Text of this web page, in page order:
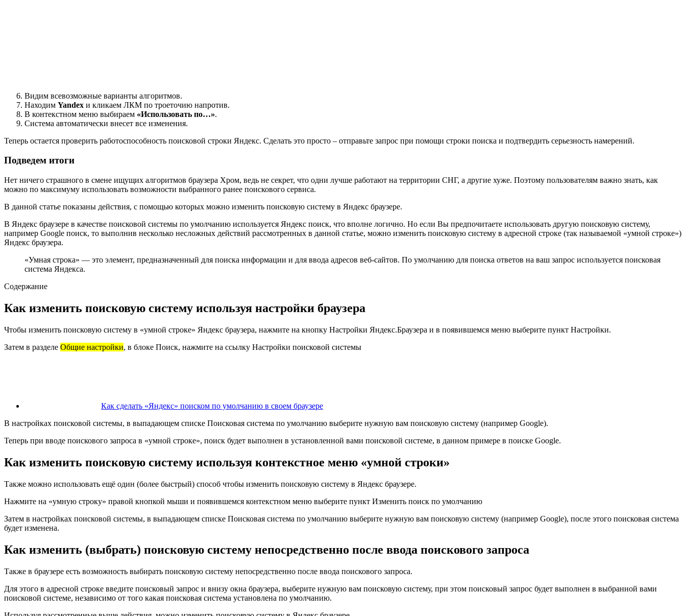
Видим всевозможные варианты алгоритмов.
Находим Yandex и кликаем ЛКМ по троеточию напротив.
В контекстном меню выбираем «Использовать по…».
Система автоматически внесет все изменения.
Теперь остается проверить работоспособность поисковой строки Яндекс. Сделать это просто – отправьте запрос при помощи строки поиска и подтвердить серьезность намерений.
Подведем итоги
Нет ничего страшного в смене ищущих алгоритмов браузера Хром, ведь не секрет, что одни лучше работают на территории СНГ, а другие хуже. Поэтому пользователям важно знать, как
можно по максимуму использовать возможности выбранного ранее поискового сервиса.
В данной статье показаны действия, с помощью которых можно изменить поисковую систему в Яндекс браузере.
В Яндекс браузере в качестве поисковой системы по умолчанию используется Яндекс поиск, что вполне логично. Но если Вы предпочитаете использовать другую поисковую систему,
например Google поиск, то выполнив несколько несложных действий рассмотренных в данной статье, можно изменить поисковую систему в адресной строке (так называемой «умной строке»)
Яндекс браузера.
«Умная строка» — это элемент, предназначенный для поиска информации и для ввода адресов веб-сайтов. По умолчанию для поиска ответов на ваш запрос используется поисковая
система Яндекса.
Содержание
Как изменить поисковую систему используя настройки браузера
Чтобы изменить поисковую систему в «умной строке» Яндекс браузера, нажмите на кнопку Настройки Яндекс.Браузера и в появившемся меню выберите пункт Настройки.
Затем в разделе Общие настройки, в блоке Поиск, нажмите на ссылку Настройки поисковой системы
Как сделать «Яндекс» поиском по умолчанию в своем браузере
В настройках поисковой системы, в выпадающем списке Поисковая система по умолчанию выберите нужную вам поисковую систему (например Google).
Теперь при вводе поискового запроса в «умной строке», поиск будет выполнен в установленной вами поисковой системе, в данном примере в поиске Google.
Как изменить поисковую систему используя контекстное меню «умной строки»
Также можно использовать ещё один (более быстрый) способ чтобы изменить поисковую систему в Яндекс браузере.
Нажмите на «умную строку» правой кнопкой мыши и появившемся контекстном меню выберите пункт Изменить поиск по умолчанию
Затем в настройках поисковой системы, в выпадающем списке Поисковая система по умолчанию выберите нужную вам поисковую систему (например Google), после этого поисковая система
будет изменена.
Как изменить (выбрать) поисковую систему непосредственно после ввода поискового запроса
Также в браузере есть возможность выбирать поисковую систему непосредственно после ввода поискового запроса.
Для этого в адресной строке введите поисковый запрос и внизу окна браузера, выберите нужную вам поисковую систему, при этом поисковый запрос будет выполнен в выбранной вами
поисковой системе, независимо от того какая поисковая система установлена по умолчанию.